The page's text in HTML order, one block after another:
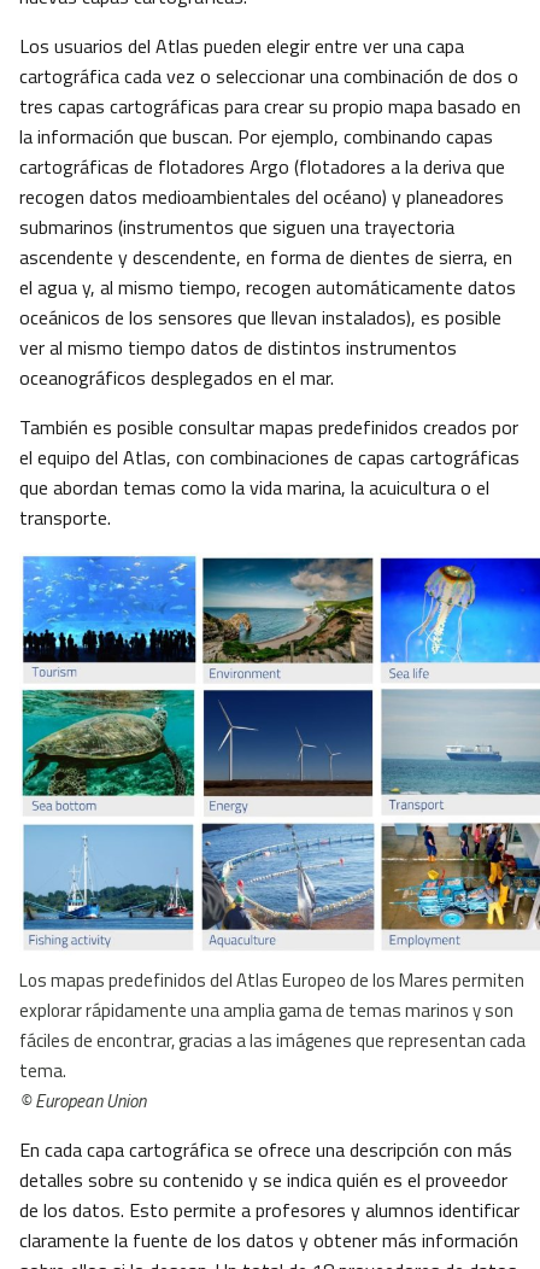
Los usuarios del Atlas pueden elegir entre ver una capa
cartográfica cada vez o seleccionar una combinación de dos o
tres capas cartográficas para crear su propio mapa basado en
la información que buscan. Por ejemplo, combinando capas
cartográficas de flotadores Argo (flotadores a la deriva que
recogen datos medioambientales del océano) y planeadores
submarinos (instrumentos que siguen una trayectoria
ascendente y descendente, en forma de dientes de sierra, en
el agua y, al mismo tiempo, recogen automáticamente datos
oceánicos de los sensores que llevan instalados), es posible
ver al mismo tiempo datos de distintos instrumentos
oceanográficos desplegados en el mar.
También es posible consultar mapas predefinidos creados por
el equipo del Atlas, con combinaciones de capas cartográficas
que abordan temas como la vida marina, la acuicultura o el
transporte.
Los mapas predefinidos del Atlas Europeo de los Mares permiten
explorar rápidamente una amplia gama de temas marinos y son
fáciles de encontrar, gracias a las imágenes que representan cada
tema.
© European Union
En cada capa cartográfica se ofrece una descripción con más
detalles sobre su contenido y se indica quién es el proveedor
de los datos. Esto permite a profesores y alumnos identificar
claramente la fuente de los datos y obtener más información